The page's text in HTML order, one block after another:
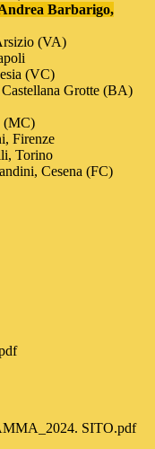
Barbarigo,
(VA)
(VC)
Grotte (BA)
(MC)
Firenze
Torino
Cesena (FC)
SITO.pdf